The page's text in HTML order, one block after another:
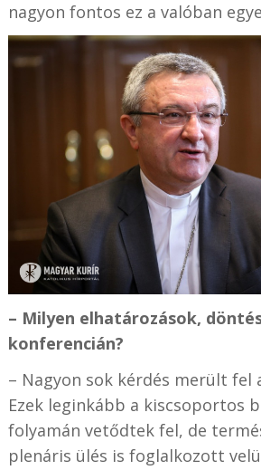
nagyon fontos ez a valóban
– Milyen elhatározások,
konferencián?
– Nagyon sok kérdés merült fel
Ezek leginkább a kiscsoportos
folyamán vetődtek fel, de
plenáris ülés is foglalkozott